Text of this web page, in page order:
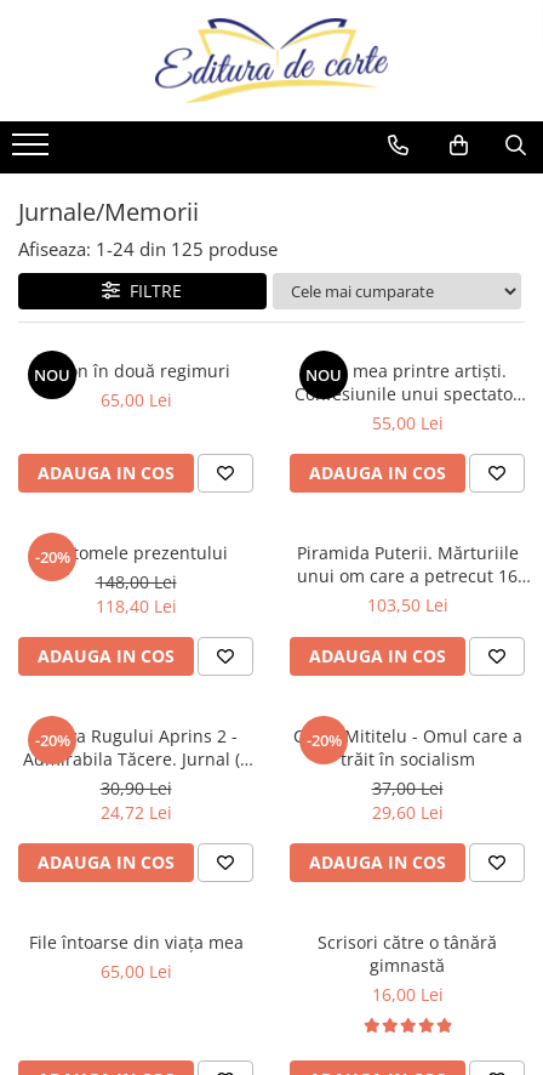
Capital
Evenimentul Zilei
Artă
Beletristică
Cele mai vândute
Cultură generală
Cărți pentru copii
Drept/Legislație
Filosofie
Gastronomie
Hobby
Istorie
Istorie/Critica
Jurnale/Memorii
Manuale scolare/Cursuri
Medicină
Poezie
Politică/Geopolitică
Psihologie
Spiritualitate/Ezoterism
Cărți
Reviste
Capital
Evenimentul Istoric
electronice
Reviste
Comunicate
Cărți
Reviste
Jurnale/Memorii
Afiseaza: 1-24 din 125 produse
FILTRE
NOU
Spion în două regimuri
65,00 Lei
ADAUGA IN COS
NOU
Viața mea printre artiști.
Confesiunile unui spectator
fidel
55,00 Lei
ADAUGA IN COS
-20%
Fantomele prezentului
148,00 Lei
118,40 Lei
ADAUGA IN COS
Piramida Puterii. Mărturiile
unui om care a petrecut 16
ani în culisele Palatului
103,50 Lei
ADAUGA IN COS
-20%
Arhiva Rugului Aprins 2 -
Admirabila Tăcere. Jurnal (2
Iulie1967 - 29 Septembrie
1968)
30,90 Lei
24,72 Lei
ADAUGA IN COS
-20%
Cezar Mititelu - Omul care a
trăit în socialism
37,00 Lei
29,60 Lei
ADAUGA IN COS
File întoarse din viața mea
65,00 Lei
Scrisori către o tânără
gimnastă
16,00 Lei